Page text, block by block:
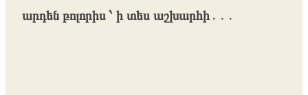
արդեն բոլորիս ՝ ի տես աշխարհի․․․